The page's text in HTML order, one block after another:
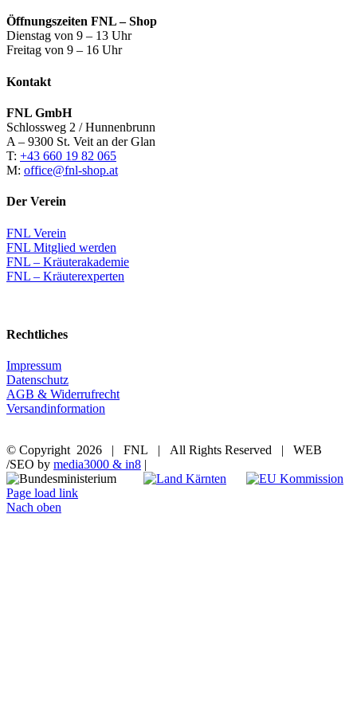
Öffnungszeiten FNL – Shop
Dienstag von 9 – 13 Uhr
Freitag von 9 – 16 Uhr
Kontakt
FNL GmbH
Schlossweg 2 / Hunnenbrunn
A – 9300 St. Veit an der Glan
T: +43 660 19 82 065
M: office@fnl-shop.at
Der Verein
FNL Verein
FNL Mitglied werden
FNL – Kräuterakademie
FNL – Kräuterexperten
Rechtliches
Impressum
Datenschutz
AGB & Widerrufrecht
Versandinformation
© Copyright 2026 | FNL | All Rights Reserved | WEB
/SEO by media3000 & in8 |
Page load link
Nach oben